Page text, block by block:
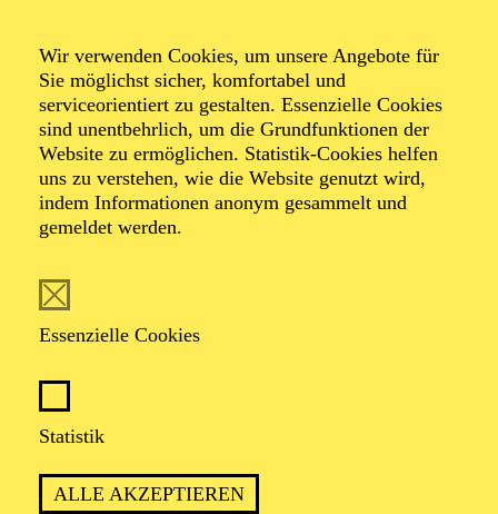
Wir verwenden Cookies, um unsere Angebote für
Sie möglichst sicher, komfortabel und
serviceorientiert zu gestalten. Essenzielle Cookies
sind unentbehrlich, um die Grundfunktionen der
Website zu ermöglichen. Statistik-Cookies helfen
uns zu verstehen, wie die Website genutzt wird,
indem Informationen anonym gesammelt und
gemeldet werden.
Essenzielle Cookies
Statistik
ALLE AKZEPTIEREN
Geboren 1999, studierte sie Theaterwissenschaft,
Berlin und der Universität Wien sowie im Master
Musiktheaterdramaturgie an der Bayerischen